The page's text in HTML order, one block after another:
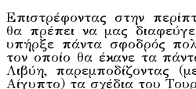
Επιστρέφοντας στην
θα πρέπει να μας
υπήρξε πάντα σφοδρός
τον οποίο θα έκανε τα
Λιβύη, παρεμποδίζοντας
Αίγυπτο) τα σχέδια του